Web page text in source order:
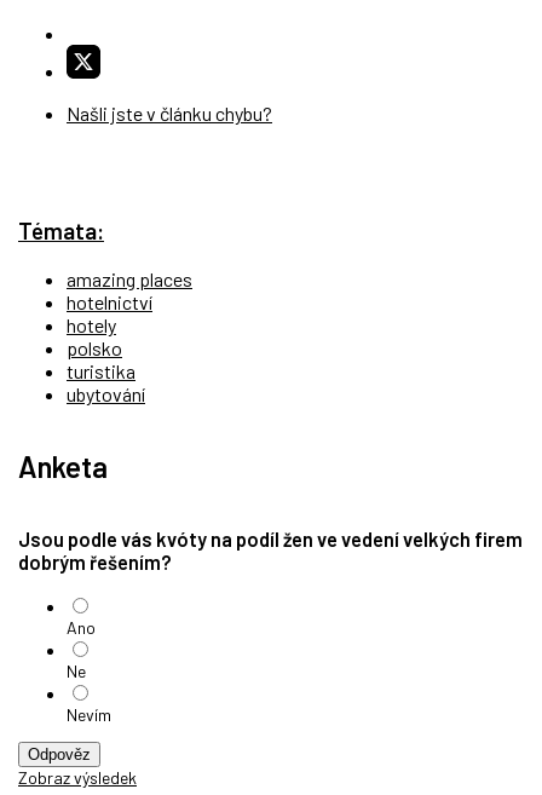
Našli jste v článku chybu?
Témata:
amazing places
hotelnictví
hotely
polsko
turistika
ubytování
Anketa
Jsou podle vás kvóty na podíl žen ve vedení velkých firem
dobrým řešením?
Ano
Ne
Nevím
Odpověz
Zobraz výsledek